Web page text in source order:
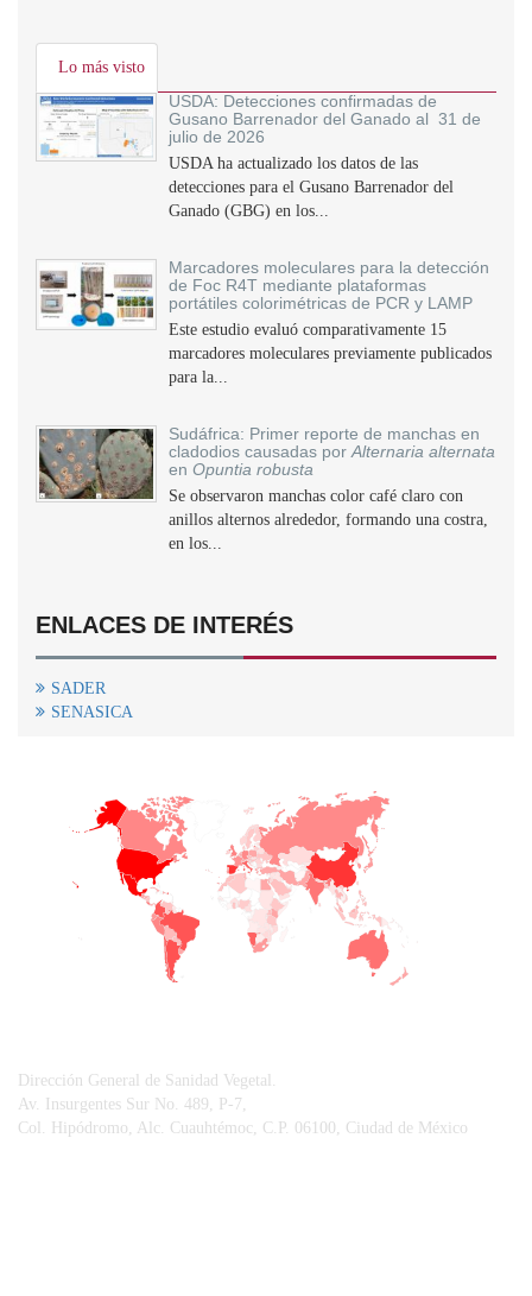
Lo más visto
USDA: Detecciones confirmadas de
Gusano Barrenador del Ganado al 31 de
julio de 2026
USDA ha actualizado los datos de las
detecciones para el Gusano Barrenador del
Ganado (GBG) en los...
Marcadores moleculares para la detección
de Foc R4T mediante plataformas
portátiles colorimétricas de PCR y LAMP
Este estudio evaluó comparativamente 15
marcadores moleculares previamente publicados
para la...
Sudáfrica: Primer reporte de manchas en
cladodios causadas por Alternaria alternata
en Opuntia robusta
Se observaron manchas color café claro con
anillos alternos alrededor, formando una costra,
en los...
ENLACES DE INTERÉS
SADER
SENASICA
Dirección General de Sanidad Vegetal.
Av. Insurgentes Sur No. 489, P-7,
Col. Hipódromo, Alc. Cuauhtémoc, C.P. 06100, Ciudad de México